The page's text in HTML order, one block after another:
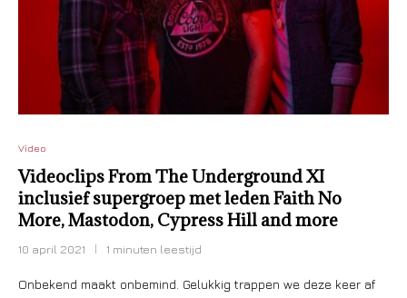
Video
Videoclips From The Underground XI
inclusief supergroep met leden Faith No
More, Mastodon, Cypress Hill and more
10 april 2021 1 minuten leestijd
Onbekend maakt onbemind. Gelukkig trappen we deze keer af